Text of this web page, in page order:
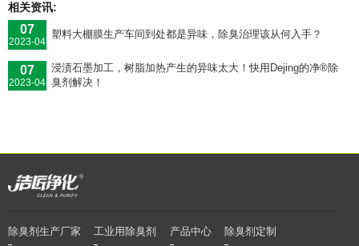
相关资讯:
07
2023-04
塑料大棚膜生产车间到处都是异味，除臭治理该从何入手？
07
2023-04
浸渍石墨加工，树脂加热产生的异味太大！快用Dejing的净®除
臭剂解决！
除臭剂生产厂家 工业用除臭剂 产品中心 除臭剂定制